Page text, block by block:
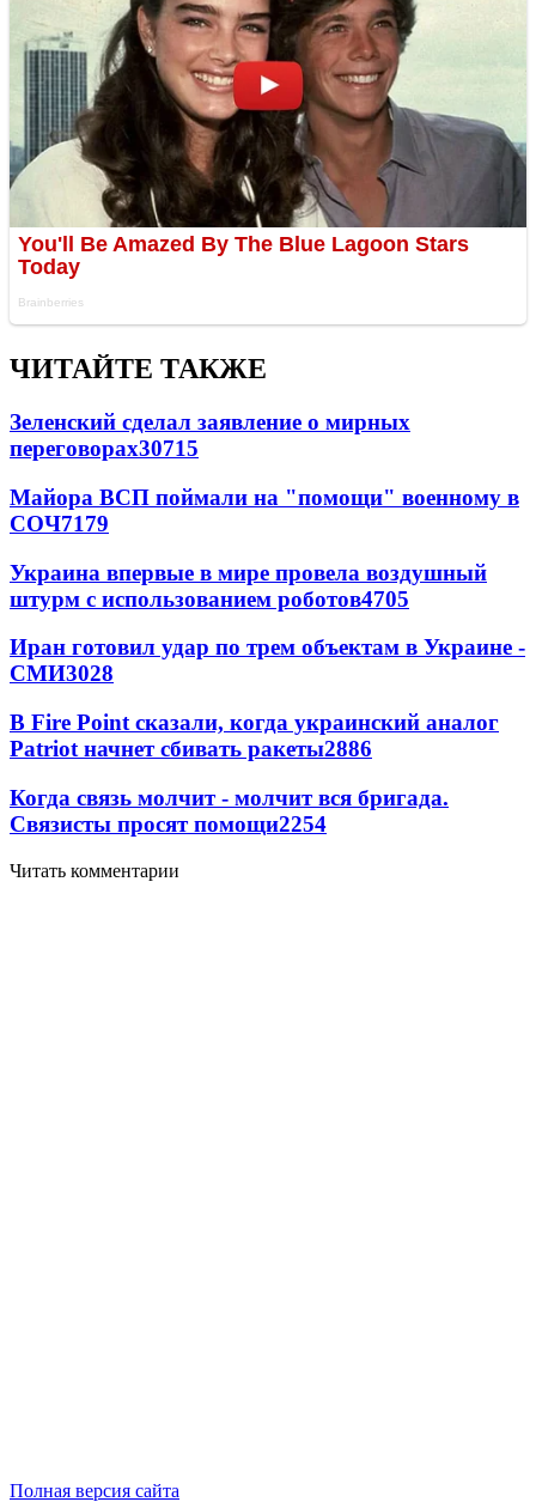
ЧИТАЙТЕ ТАКЖЕ
Зеленский сделал заявление о мирных
переговорах30715
Майора ВСП поймали на "помощи" военному в
СОЧ7179
Украина впервые в мире провела воздушный
штурм с использованием роботов4705
Иран готовил удар по трем объектам в Украине -
СМИ3028
В Fire Point сказали, когда украинский аналог
Patriot начнет сбивать ракеты2886
Когда связь молчит - молчит вся бригада.
Связисты просят помощи2254
Читать комментарии
Полная версия сайта